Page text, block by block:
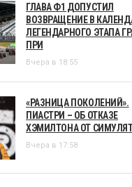
ГЛАВА Ф1 ДОПУСТИЛ
ВОЗВРАЩЕНИЕ В
ЛЕГЕНДАРНОГО ЭТАПА
ПРИ
Вчера в 18:55
«РАЗНИЦА ПОКОЛЕНИЙ».
ПИАСТРИ – ОБ ОТКАЗЕ
ХЭМИЛТОНА ОТ
Вчера в 17:58